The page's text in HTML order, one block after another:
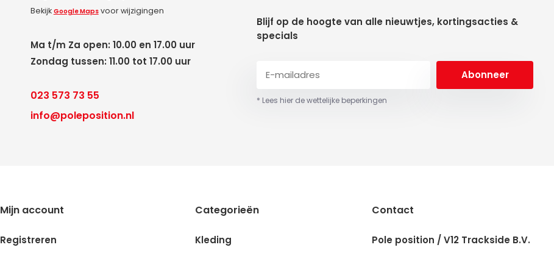
Bekijk Google Mapsvoor wijzigingen
Ma t/m Za open: 10.00 en 17.00 uur
Zondag tussen: 11.00 tot 17.00 uur
023 573 73 55
info@poleposition.nl
Blijf op de hoogte van alle nieuwtjes, kortingsacties &
specials
Abonneer
* Lees hier de wettelijke beperkingen
Mijn account
Registreren
Categorieën
Kleding
Contact
Pole position / V12 Trackside B.V.